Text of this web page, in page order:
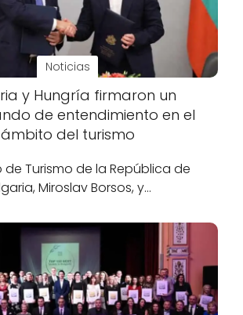
Noticias
y Hungría firmaron un
de entendimiento en el
ámbito del turismo
de Turismo de la República de
Miroslav Borsos, y…